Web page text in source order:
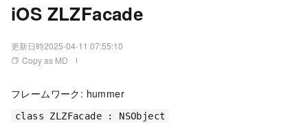
iOS ZLZFacade
更新日時2025-04-11 07:55:10
Copy as MD
フレームワーク: hummer
class ZLZFacade : NSObject